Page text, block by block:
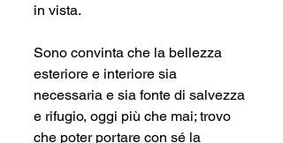
in vista.
Sono convinta che la bellezza
esteriore e interiore sia
necessaria e sia fonte di salvezza
e rifugio, oggi più che mai; trovo
che poter portare con sé la